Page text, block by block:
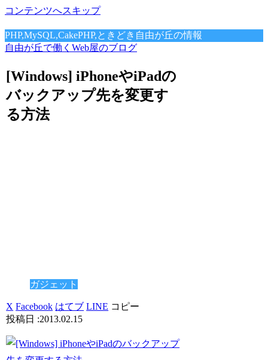
コンテンツへスキップ
PHP,MySQL,CakePHP,ときどき自由が丘の情報
自由が丘で働くWeb屋のブログ
[Windows] iPhoneやiPadの
バックアップ先を変更す
る方法
ガジェット
X Facebook はてブ LINE コピー
2013.02.15